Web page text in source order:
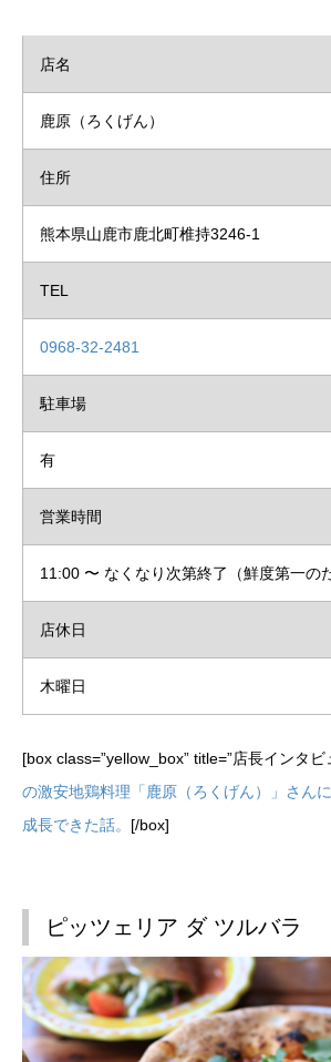
店名
鹿原（ろくげん）
住所
熊本県山鹿市鹿北町椎持3246-1
TEL
0968-32-2481
駐車場
有
営業時間
11:00 〜 なくなり次第終了（鮮度第一の
店休日
木曜日
[box class=”yellow_box” title=”店長インタビ
の激安地鶏料理「鹿原（ろくげん）」さん
成長できた話。 [/box]
ピッツェリア ダ ツルバラ